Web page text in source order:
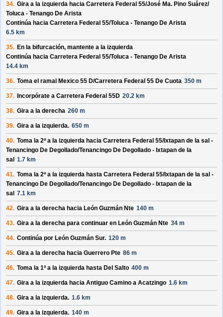
34. Gira a la izquierda hacia Carretera Federal 55/José Ma. Pino Suárez/
Toluca - Tenango De Arista
Continúa hacia Carretera Federal 55/Toluca - Tenango De Arista
6.5 km
35. En la bifurcación, mantente a la izquierda
Continúa hacia Carretera Federal 55/Toluca - Tenango De Arista
14.4 km
36. Toma el ramal Mexico 55 D/Carretera Federal 55 De Cuota 350 m
37. Incorpórate a Carretera Federal 55D 20.2 km
38. Gira a la derecha 260 m
39. Gira a la izquierda. 650 m
40. Toma la 2ª a la izquierda hacia Carretera Federal 55/Ixtapan de la sal -
Tenancingo De Degollado/Tenancingo De Degollado - Ixtapan de la
sal 1.7 km
41. Toma la 2ª a la izquierda hasta Carretera Federal 55/Ixtapan de la sal -
Tenancingo De Degollado/Tenancingo De Degollado - Ixtapan de la
sal 7.1 km
42. Gira a la derecha hacia León Guzmán Nte 140 m
43. Gira a la derecha para continuar en León Guzmán Nte 34 m
44. Continúa por León Guzmán Sur. 120 m
45. Gira a la derecha hacia Guerrero Pte 86 m
46. Toma la 1ª a la izquierda hasta Del Salto 400 m
47. Gira a la izquierda hacia Antiguo Camino a Acatzingo 1.6 km
48. Gira a la izquierda. 1.6 km
49. Gira a la izquierda. 140 m